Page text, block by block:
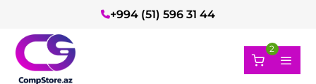
+994 (51) 596 31 44
2